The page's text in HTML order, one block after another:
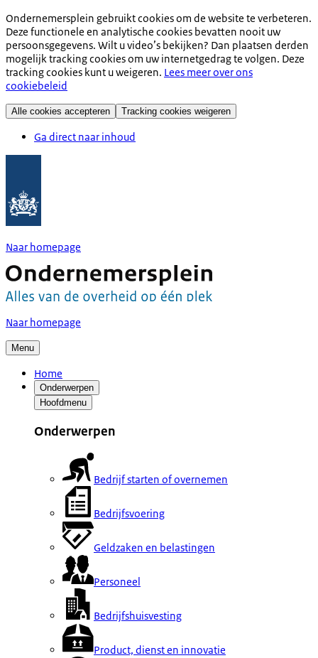
Ondernemersplein gebruikt cookies om de website te verbeteren.
Deze functionele en analytische cookies bevatten nooit uw
persoonsgegevens. Wilt u video’s bekijken? Dan plaatsen derden
mogelijk tracking cookies om uw internetgedrag te volgen. Deze
tracking cookies kunt u weigeren. Lees meer over ons
cookiebeleid
Alle cookies accepteren Tracking cookies weigeren
Ga direct naar inhoud
Naar homepage
Naar homepage
Menu
Home
Onderwerpen
Hoofdmenu
Onderwerpen
Bedrijf starten of overnemen
Bedrijfsvoering
Geldzaken en belastingen
Personeel
Bedrijfshuisvesting
Product, dienst en innovatie